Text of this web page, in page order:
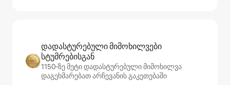
დადასტურებული მიმოხილვები
სტუმრებისგან
1150‑ზე მეტი დადასტურებული მიმოხილვა
დაგეხმარებათ არჩევანის გაკეთებაში